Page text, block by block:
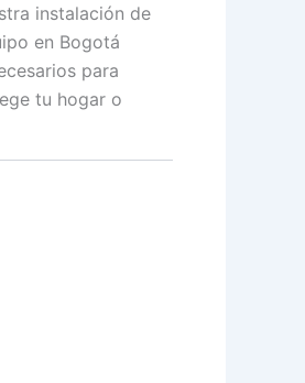
instalación de
en Bogotá
para
tu hogar o